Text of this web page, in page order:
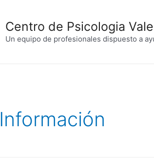
Centro de Psicologia
Un equipo de profesionales dispuesto a
Información